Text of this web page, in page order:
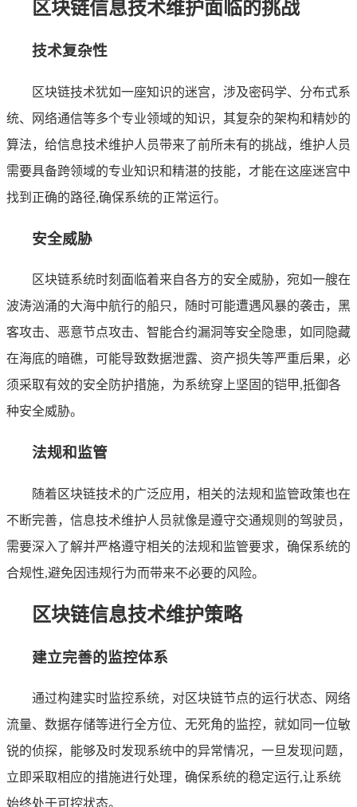
区块链信息技术维护面临的挑战
技术复杂性
区块链技术犹如一座知识的迷宫，涉及密码学、分布式系
统、网络通信等多个专业领域的知识，其复杂的架构和精妙的
算法，给信息技术维护人员带来了前所未有的挑战，维护人员
需要具备跨领域的专业知识和精湛的技能，才能在这座迷宫中
找到正确的路径,确保系统的正常运行。
安全威胁
区块链系统时刻面临着来自各方的安全威胁，宛如一艘在
波涛汹涌的大海中航行的船只，随时可能遭遇风暴的袭击，黑
客攻击、恶意节点攻击、智能合约漏洞等安全隐患，如同隐藏
在海底的暗礁，可能导致数据泄露、资产损失等严重后果，必
须采取有效的安全防护措施，为系统穿上坚固的铠甲,抵御各
种安全威胁。
法规和监管
随着区块链技术的广泛应用，相关的法规和监管政策也在
不断完善，信息技术维护人员就像是遵守交通规则的驾驶员，
需要深入了解并严格遵守相关的法规和监管要求，确保系统的
合规性,避免因违规行为而带来不必要的风险。
区块链信息技术维护策略
建立完善的监控体系
通过构建实时监控系统，对区块链节点的运行状态、网络
流量、数据存储等进行全方位、无死角的监控，就如同一位敏
锐的侦探，能够及时发现系统中的异常情况，一旦发现问题，
立即采取相应的措施进行处理，确保系统的稳定运行,让系统
始终处于可控状态。